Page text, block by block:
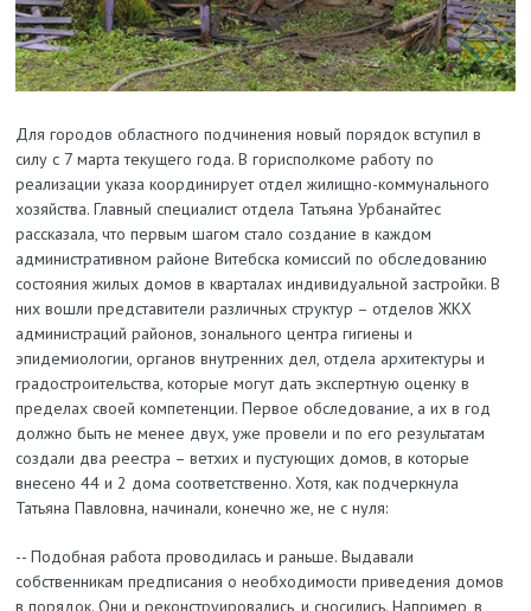
Для городов областного подчинения новый порядок вступил в
силу с 7 марта текущего года. В горисполкоме работу по
реализации указа координирует отдел жилищно-коммунального
хозяйства. Главный специалист отдела Татьяна Урбанайтес
рассказала, что первым шагом стало создание в каждом
административном районе Витебска комиссий по обследованию
состояния жилых домов в кварталах индивидуальной застройки. В
них вошли представители различных структур – отделов ЖКХ
администраций районов, зонального центра гигиены и
эпидемиологии, органов внутренних дел, отдела архитектуры и
градостроительства, которые могут дать экспертную оценку в
пределах своей компетенции. Первое обследование, а их в год
должно быть не менее двух, уже провели и по его результатам
создали два реестра – ветхих и пустующих домов, в которые
внесено 44 и 2 дома соответственно. Хотя, как подчеркнула
Татьяна Павловна, начинали, конечно же, не с нуля:
-- Подобная работа проводилась и раньше. Выдавали
собственникам предписания о необходимости приведения домов
в порядок. Они и реконструировались, и сносились. Например, в